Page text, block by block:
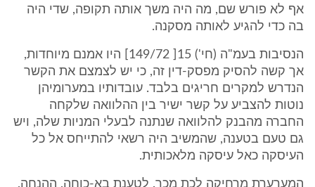
אף לא פורש שם, מה היה משך אותה תקופה, שדי היה
בה כדי להגיע לאותה מסקנה.
הנסיבות בעמ"ה (חי') 15[ 149/72] היו אמנם מיוחדות,
אך קשה להסיק מפסק-דין זה, כי יש לצמצם את הקשר
הנדרש למקרים חריגים בלבד. עובדותיו במערומיהן
נוטות להצביע על קשר ישיר בין ההלוואה שלקחה
החברה מהבנק להלוואה שנתנה לבעלי המניות שלה, ויש
גם טעם בטענה, שהמשיב היה רשאי להתייחס אל כל
העיסקה כאל עיסקה מלאכותית.
המערערת מרחיקה לכת מכך. לטענת בא-כוחה, ההנחה,